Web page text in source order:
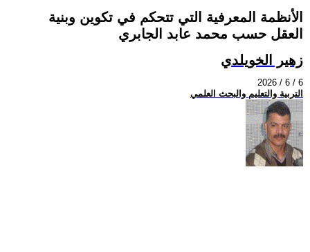
الأنظمة المعرفية التي تتحكم في تكوين وبنية
العقل حسب محمد عابد الجابري
زهير الخويلدي
2026 / 6 / 6
التربية والتعليم والبحث العلمي